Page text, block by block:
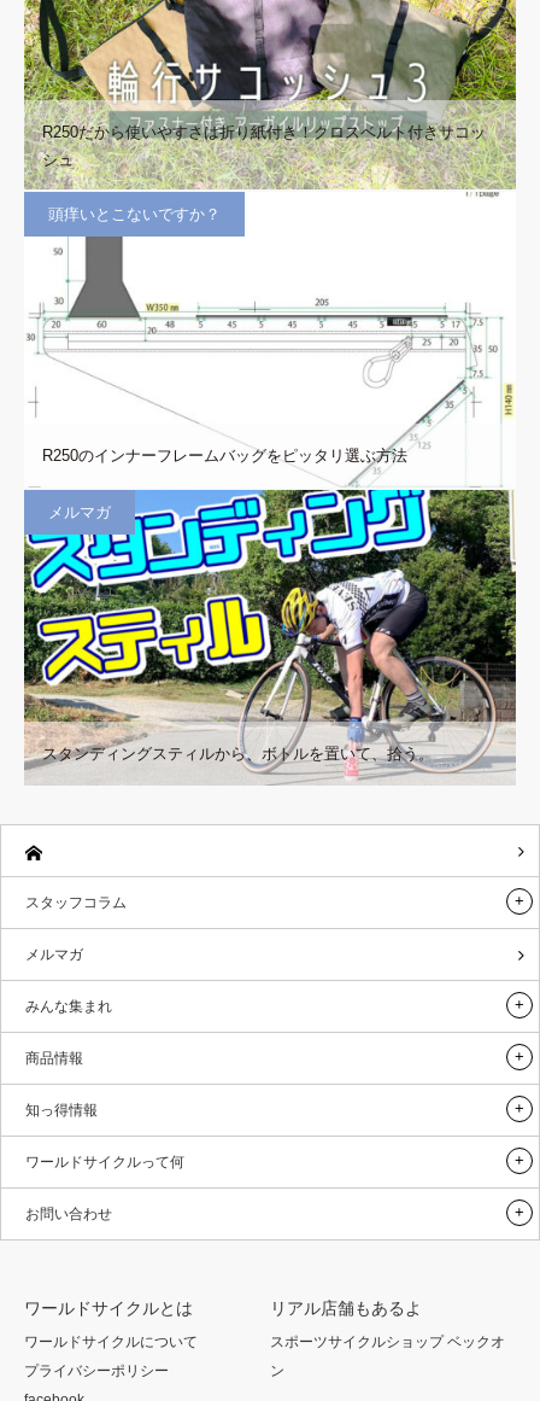
R250だから使いやすさは折り紙付き！クロスベルト付きサコッ
シュ
頭痒いとこないですか？
R250のインナーフレームバッグをピッタリ選ぶ方法
メルマガ
スタンディングスティルから、ボトルを置いて、拾う。
スタッフコラム
メルマガ
みんな集まれ
商品情報
知っ得情報
ワールドサイクルって何
お問い合わせ
ワールドサイクルとは
ワールドサイクルについて
プライバシーポリシー
リアル店舗もあるよ
スポーツサイクルショップ ベックオ
ン